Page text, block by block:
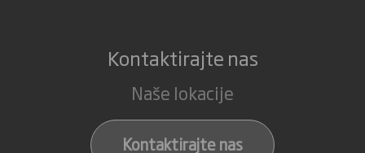
Kontaktirajte nas
Naše lokacije
Kontaktirajte nas